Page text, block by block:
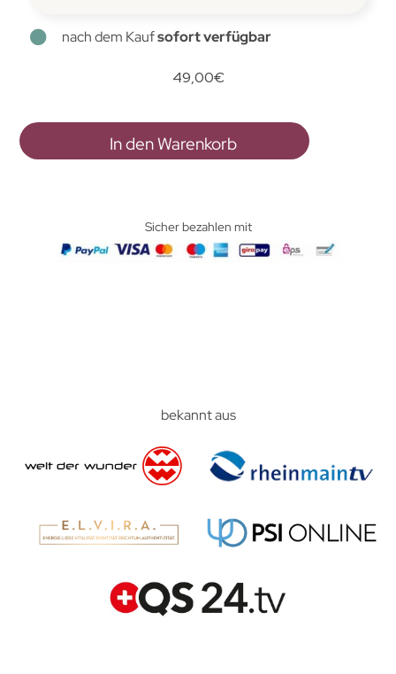
nach dem Kaufsofort verfügbar
49,00€
In den Warenkorb
Sicher bezahlen mit
bekannt aus